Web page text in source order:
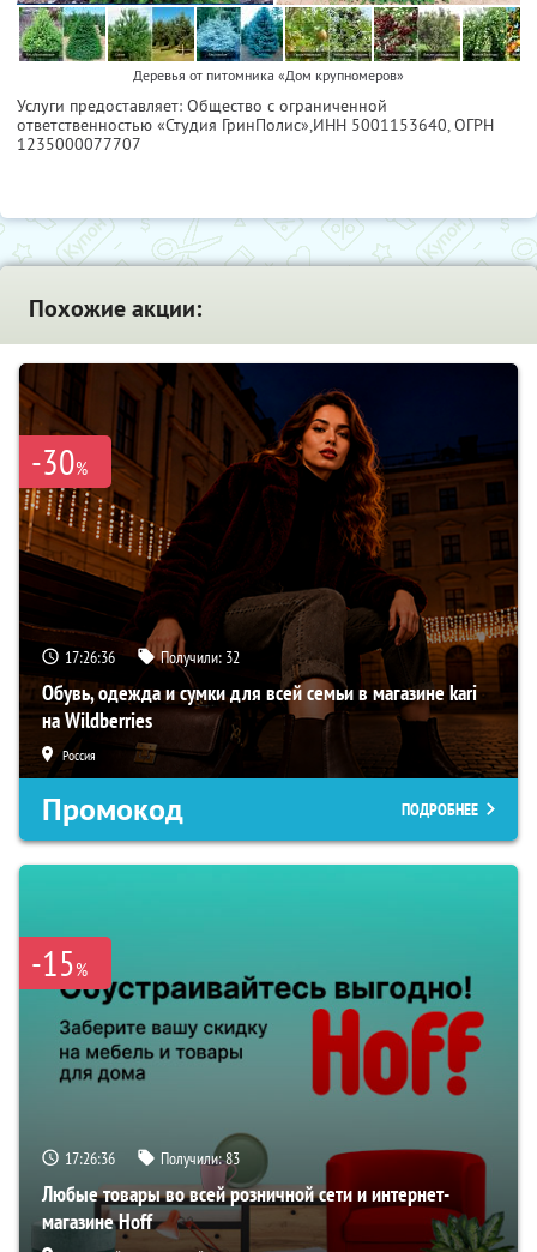
Деревья от питомника «Дом крупномеров»
Услуги предоставляет: Общество с ограниченной
ответственностью «Студия ГринПолис»,ИНН 5001153640, ОГРН
1235000077707
Похожие акции:
-30%
17:26:35 Получили: 32
Обувь, одежда и сумки для всей семьи в магазине kari
на Wildberries
Россия
Промокод ПОДРОБНЕЕ
-15%
17:26:35 Получили:83
Любые товары во всей розничной сети и интернет-
магазине Hoff